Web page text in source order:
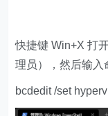
快捷键 Win+X 打
理员），然后输入
bcdedit /set